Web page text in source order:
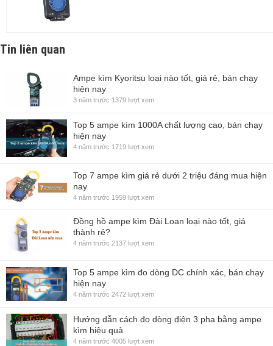
Tin liên quan
Ampe kìm Kyoritsu loại nào tốt, giá rẻ, bán chạy
hiện nay
3 năm trước 1379 lượt xem
Top 5 ampe kìm 1000A chất lượng cao, bán chạy
hiện nay
4 năm trước 1719 lượt xem
Top 7 ampe kìm giá rẻ dưới 2 triệu đáng mua hiện
nay
4 năm trước 1959 lượt xem
Đồng hồ ampe kìm Đài Loan loại nào tốt, giá
thành rẻ?
4 năm trước 2137 lượt xem
Top 5 ampe kìm đo dòng DC chính xác, bán chạy
hiện nay
4 năm trước 2472 lượt xem
Hướng dẫn cách đo dòng điện 3 pha bằng ampe
kìm hiệu quả
4 năm trước 4005 lượt xem